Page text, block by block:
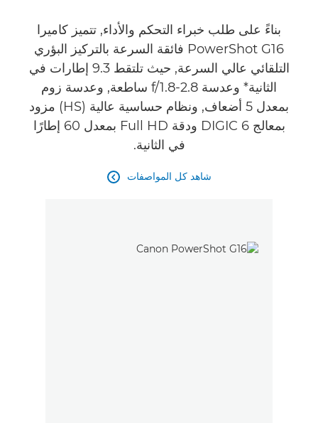
بناءً على طلب خبراء التحكم والأداء, تتميز كاميرا
PowerShot G16 فائقة السرعة بالتركيز البؤري
التلقائي عالي السرعة, حيث تلتقط 9.3 إطارات في
الثانية* وعدسة f/1.8-2.8 ساطعة, وعدسة زوم
بمعدل 5 أضعاف, ونظام حساسية عالية (HS) مزود
بمعالج DIGIC 6 ودقة Full HD بمعدل 60 إطارًا
في الثانية.
شاهد كل المواصفات 